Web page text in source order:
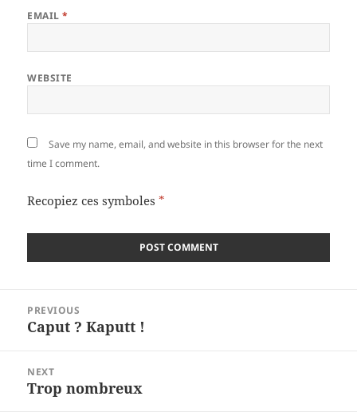
EMAIL*
WEBSITE
Save my name, email, and website in this browser for the next
time I comment.
Recopiez ces symboles *
navigation
PREVIOUS
Previous
Caput ? Kaputt !
NEXT
Next
Trop nombreux